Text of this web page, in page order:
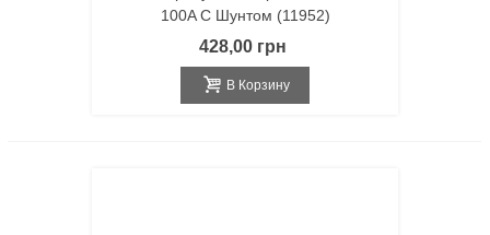
100A С Шунтом (11952)
428,00 грн
В Корзину